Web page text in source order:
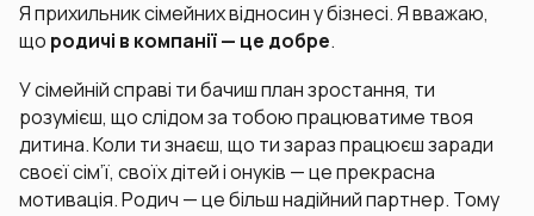
Я прихильник сімейних відносин у бізнесі. Я вважаю,
що родичі в компанії — це добре.
У сімейній справі ти бачиш план зростання, ти
розумієш, що слідом за тобою працюватиме твоя
дитина. Коли ти знаєш, що ти зараз працюєш заради
своєї сім’ї, своїх дітей і онуків — це прекрасна
мотивація. Родич — це більш надійний партнер. Тому